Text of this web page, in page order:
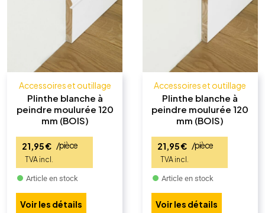
Accessoires et outillage
Plinthe blanche à
peindre moulurée 120
mm (BOIS)
21,95€ /pièce
Article en stock
Voir les détails
Accessoires et outillage
Plinthe blanche à
peindre moulurée 120
mm (BOIS)
21,95€ /pièce
Article en stock
Voir les détails